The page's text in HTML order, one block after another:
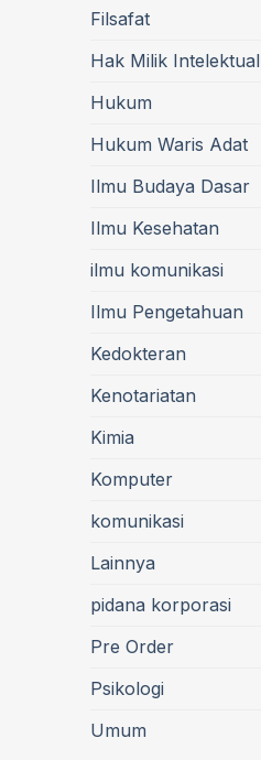
Filsafat
Hak Milik Intelektual
Hukum
Hukum Waris Adat
Ilmu Budaya Dasar
Ilmu Kesehatan
ilmu komunikasi
Ilmu Pengetahuan
Kedokteran
Kenotariatan
Kimia
Komputer
komunikasi
Lainnya
pidana korporasi
Pre Order
Psikologi
Umum